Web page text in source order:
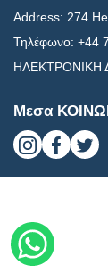
Address: 274
Τηλέφωνο: +44
ΗΛΕΚΤΡΟΝΙΚΗ
Μεσα